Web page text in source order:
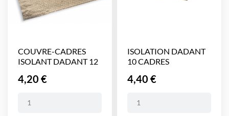
COUVRE-CADRES
ISOLANT DADANT 12
Prix
4,20 €
ISOLATION DADANT
10 CADRES
Prix
4,40 €